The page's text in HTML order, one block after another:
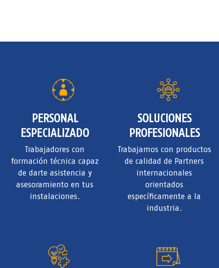
PERSONAL
ESPECIALIZADO
Trabajadores con
formación técnica capaz
de darte asistencia y
asesoramiento en tus
instalaciones.
SOLUCIONES
PROFESIONALES
Trabajamos con productos
de calidad de Partners
internacionales
orientados
específicamente a la
industria.